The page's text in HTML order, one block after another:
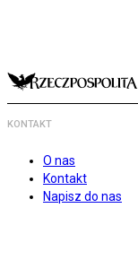
KONTAKT
O nas
Kontakt
Napisz do nas